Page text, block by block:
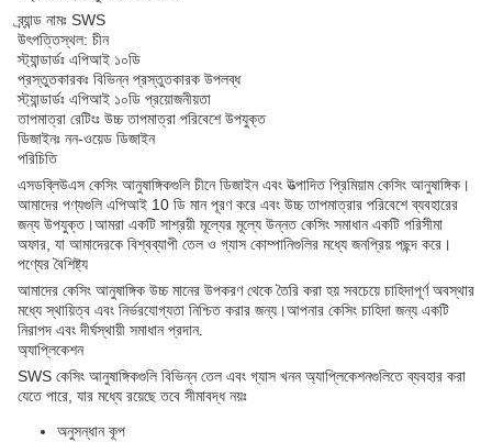
ব্র্যান্ড নামঃ SWS
উৎপত্তিস্থল: চীন
স্ট্যান্ডার্ডঃ এপিআই ১০ডি
প্রস্তুতকারকঃ বিভিন্ন প্রস্তুতকারক উপলব্ধ
স্ট্যান্ডার্ডঃ এপিআই ১০ডি প্রয়োজনীয়তা
তাপমাত্রা রেটিংঃ উচ্চ তাপমাত্রা পরিবেশে উপযুক্ত
ডিজাইনঃ নন-ওয়েড ডিজাইন
পরিচিতি
এসডব্লিউএস কেসিং আনুষাঙ্গিকগুলি চীনে ডিজাইন এবং উত্পাদিত প্রিমিয়াম কেসিং আনুষাঙ্গিক।
আমাদের পণ্যগুলি এপিআই 10 ডি মান পূরণ করে এবং উচ্চ তাপমাত্রার পরিবেশে ব্যবহারের
জন্য উপযুক্ত।আমরা একটি সাশ্রয়ী মূল্যের মূল্যে উন্নত কেসিং সমাধান একটি পরিসীমা
অফার, যা আমাদেরকে বিশ্বব্যাপী তেল ও গ্যাস কোম্পানিগুলির মধ্যে জনপ্রিয় পছন্দ করে।
পণ্যের বৈশিষ্ট্য
আমাদের কেসিং আনুষাঙ্গিক উচ্চ মানের উপকরণ থেকে তৈরি করা হয় সবচেয়ে চাহিদাপূর্ণ অবস্থার
মধ্যে স্থায়িত্ব এবং নির্ভরযোগ্যতা নিশ্চিত করার জন্য।আপনার কেসিং চাহিদা জন্য একটি
নিরাপদ এবং দীর্ঘস্থায়ী সমাধান প্রদান.
অ্যাপ্লিকেশন
SWS কেসিং আনুষাঙ্গিকগুলি বিভিন্ন তেল এবং গ্যাস খনন অ্যাপ্লিকেশনগুলিতে ব্যবহার করা
যেতে পারে, যার মধ্যে রয়েছে তবে সীমাবদ্ধ নয়ঃ
অনুসন্ধান কূপ